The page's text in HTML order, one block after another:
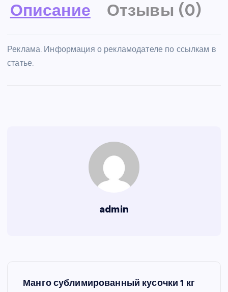
Описание Отзывы (0)
Реклама. Информация о рекламодателе по ссылкам в
статье.
admin
Манго сублимированный кусочки 1 кг